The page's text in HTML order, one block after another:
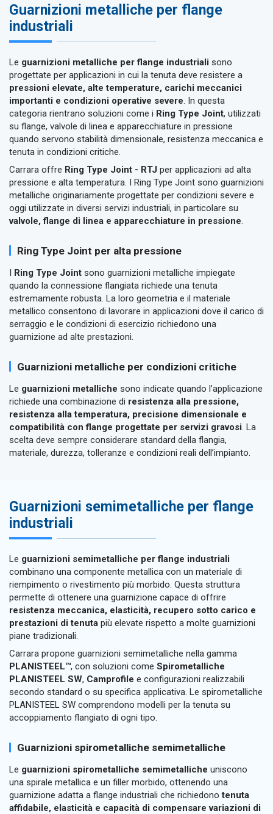
Guarnizioni metalliche per flange
industriali
Le guarnizioni metalliche per flange industriali sono
progettate per applicazioni in cui la tenuta deve resistere a
pressioni elevate, alte temperature, carichi meccanici
importanti e condizioni operative severe. In questa
categoria rientrano soluzioni come i Ring Type Joint, utilizzati
su flange, valvole di linea e apparecchiature in pressione
quando servono stabilità dimensionale, resistenza meccanica e
tenuta in condizioni critiche.
Carrara offre Ring Type Joint - RTJ per applicazioni ad alta
pressione e alta temperatura. I Ring Type Joint sono guarnizioni
metalliche originariamente progettate per condizioni severe e
oggi utilizzate in diversi servizi industriali, in particolare su
valvole, flange di linea e apparecchiature in pressione.
Ring Type Joint per alta pressione
I Ring Type Joint sono guarnizioni metalliche impiegate
quando la connessione flangiata richiede una tenuta
estremamente robusta. La loro geometria e il materiale
metallico consentono di lavorare in applicazioni dove il carico di
serraggio e le condizioni di esercizio richiedono una
guarnizione ad alte prestazioni.
Guarnizioni metalliche per condizioni critiche
Le guarnizioni metalliche sono indicate quando l’applicazione
richiede una combinazione di resistenza alla pressione,
resistenza alla temperatura, precisione dimensionale e
compatibilità con flange progettate per servizi gravosi. La
scelta deve sempre considerare standard della flangia,
materiale, durezza, tolleranze e condizioni reali dell’impianto.
Guarnizioni semimetalliche per flange
industriali
Le guarnizioni semimetalliche per flange industriali
combinano una componente metallica con un materiale di
riempimento o rivestimento più morbido. Questa struttura
permette di ottenere una guarnizione capace di offrire
resistenza meccanica, elasticità, recupero sotto carico e
prestazioni di tenuta più elevate rispetto a molte guarnizioni
piane tradizionali.
Carrara propone guarnizioni semimetalliche nella gamma
PLANISTEEL™, con soluzioni come Spirometalliche
PLANISTEEL SW, Camprofile e configurazioni realizzabili
secondo standard o su specifica applicativa. Le spirometalliche
PLANISTEEL SW comprendono modelli per la tenuta su
accoppiamento flangiato di ogni tipo.
Guarnizioni spirometalliche semimetalliche
Le guarnizioni spirometalliche semimetalliche uniscono
una spirale metallica e un filler morbido, ottenendo una
guarnizione adatta a flange industriali che richiedonotenuta
affidabile, elasticità e capacità di compensare variazioni di